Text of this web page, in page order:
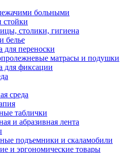
больными
столики, гигиена
белье
для переноски
матрасы и подушки
для фиксации
среда
таблички
и абразивная лента
подъемники и скаламобили
и эргономические товары